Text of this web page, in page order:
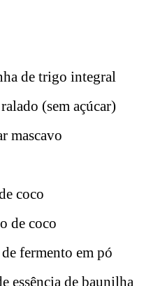
de trigo integral
(sem açúcar)
mascavo
coco
de coco
fermento em pó
essência de baunilha